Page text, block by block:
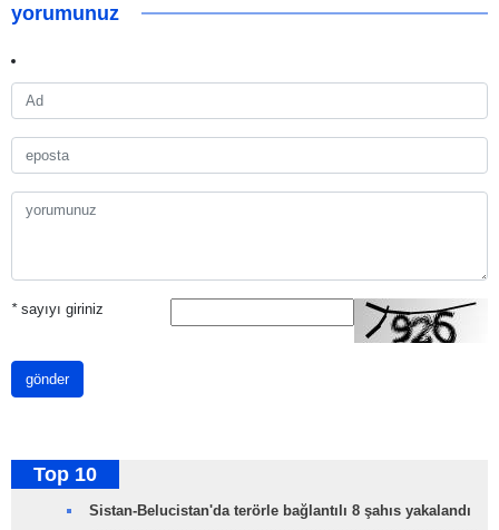
yorumunuz
*sayıyı giriniz
gönder
Top 10
Sistan-Belucistan'da terörle bağlantılı 8 şahıs yakalandı